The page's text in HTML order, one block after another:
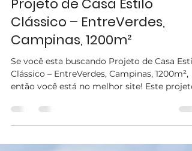
25 de jul. de 2025
2 min de leitura
Projeto de Casa Estilo
Clássico – EntreVerdes,
Campinas, 1200m²
Se você esta buscando Projeto de Casa
então você está no melhor site! Este projeto
de...